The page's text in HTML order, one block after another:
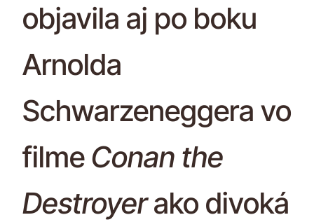
objavila aj po boku
Arnolda
Schwarzeneggera vo
filme Conan the
Destroyerako divoká